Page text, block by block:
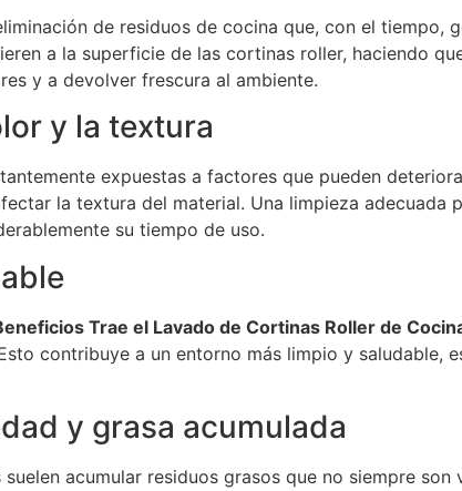
de residuos de cocina que, con el tiempo,
a la superficie de las cortinas roller, haciendo
y a devolver frescura al ambiente.
y la textura
expuestas a factores que pueden
la textura del material. Una limpieza adecuada
su tiempo de uso.
Trae el Lavado de Cortinas Roller de
contribuye a un entorno más limpio y saludable,
y grasa acumulada
acumular residuos grasos que no siempre